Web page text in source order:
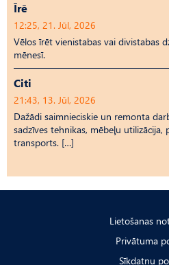
Īrē
12:25, 21. Jūl, 2026
Vēlos īrēt vienistabas vai divistabas
mēnesī.
Citi
21:43, 13. Jūl, 2026
Dažādi saimnieciskie un remonta
sadzīves tehnikas, mēbeļu utilizācija,
transports. […]
Lietošanas
Privātuma
Sīkdatņu